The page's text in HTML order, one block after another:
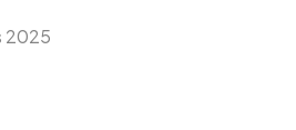
2025